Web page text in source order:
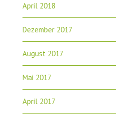
April 2018
Dezember 2017
August 2017
Mai 2017
April 2017